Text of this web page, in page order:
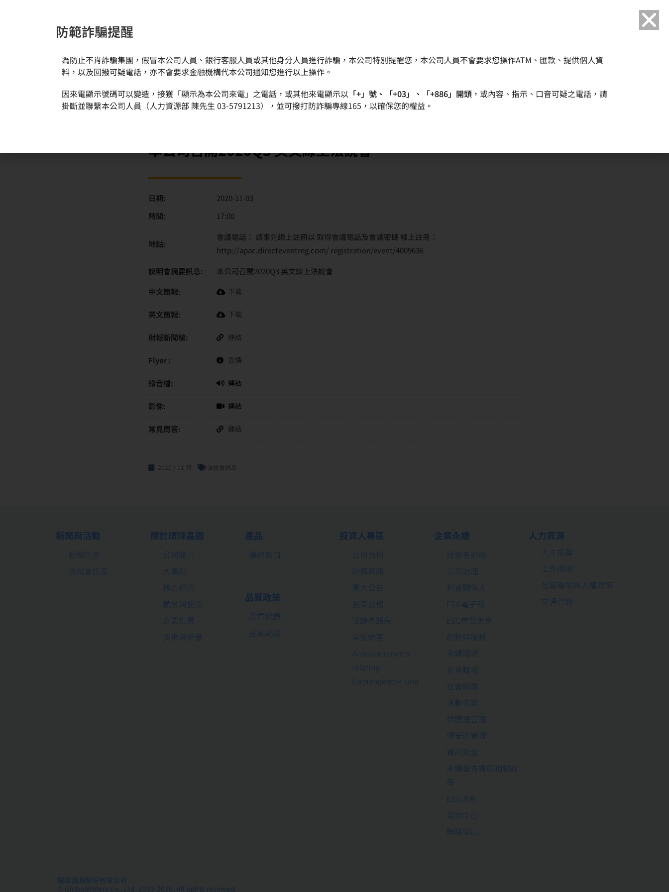
語言
新聞與活動 關於環球晶圓 產品 品質政策
首頁 活動訊息 本公司召開2020Q3 英文線上法說會
本公司召開2020Q3 英文線上法說會
日期:
2020-11-03
時間:
17:00
地點:
會議電話： 請事先線上註冊以 取得會議電話及會議密碼 線上註冊：
http://apac.directeventreg.com/ registration/event/4009636
說明會摘要訊息:
本公司召開2020Q3 英文線上法說會
中文簡報:
下載
英文簡報: 下載
財報新聞稿: 連結
Flyer : 宣傳
錄音檔: 連結
影像: 連結
常見問答: 連結
2020 / 11 月 法說會訊息
新聞與活動
新聞訊息
法說會訊息
關於環球晶圓
公司簡介
大事紀
核心理念
願景與使命
企業集團
獎項與榮譽
產品
聯絡窗口
品質政策
品質保證
品質認證
投資人專區
公司治理
財務資訊
重大公告
股東服務
法說會訊息
常見問答
Announcements
relating
Exchangeable Unit
企業永續
經營者的話
公司治理
利害關係人
ESG電子報
ESG焦點案例
創新與服務
永續環境
友善職場
社會關懷
活動花絮
供應鏈管理
環安衛管理
資訊安全
永續報告書與相關政
策
ESG消息
互動中心
聯絡窗口
人力資源
人才招募
工作環境
包容職場與人權政策
交通資訊
環球晶圓股份有限公司
© GlobalWafers Co., Ltd. 2019-2026, All rights reserved.
防範詐騙提醒
為防止不肖詐騙集團，假冒本公司人員、銀行客服人員或其他身分人員進行詐騙，本公司特別提醒您，本公司人員不會要求您操作ATM、匯款、提供個人資
料，以及回撥可疑電話，亦不會要求金融機構代本公司通知您進行以上操作。
因來電顯示號碼可以變造，接獲「顯示為本公司來電」之電話，或其他來電顯示以 「+」號、「+03」、「+886」開頭 ，或內容、指示、口音可疑之電話，請
掛斷並聯繫本公司人員（人力資源部 陳先生 03-5791213），並可撥打防詐騙專線165，以確保您的權益。